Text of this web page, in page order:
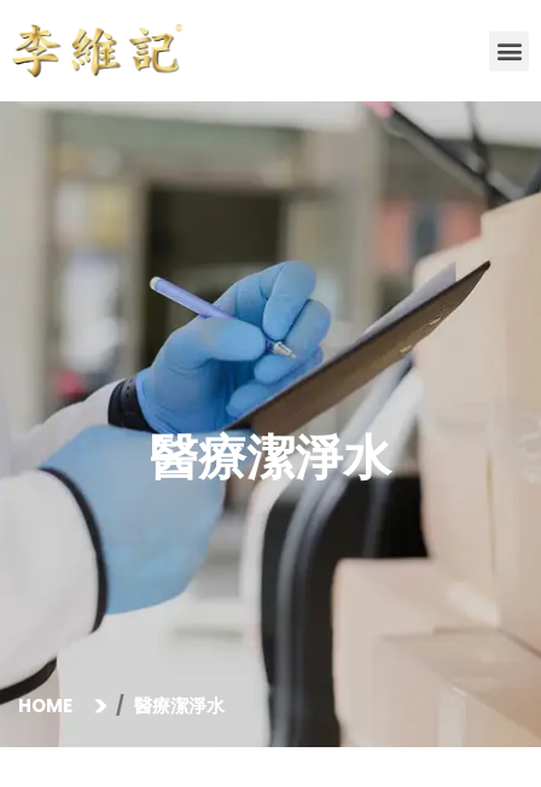
醫療潔淨水
HOME 醫療潔淨水